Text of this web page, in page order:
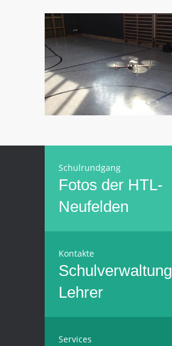
Schulrundgang
Fotos der HTL-
Neufelden
Kontakte
Schulverwaltung
Lehrer
Services